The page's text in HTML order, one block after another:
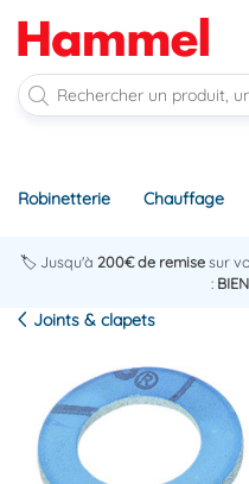
Robinetterie Chauffage
🏷️ Jusqu'à 200€ de remisesur
:
Joints & clapets